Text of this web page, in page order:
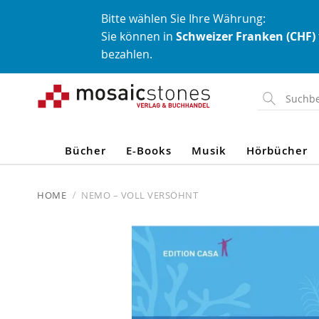
Bitte wählen Sie Ihre Währung:
Sie können in Schweizer Franken (CHF)
bezahlen.
Direkt
zum
Bücher E-Books Musik Hörbücher
HOME NEMO – VOLL VERSÖHNT